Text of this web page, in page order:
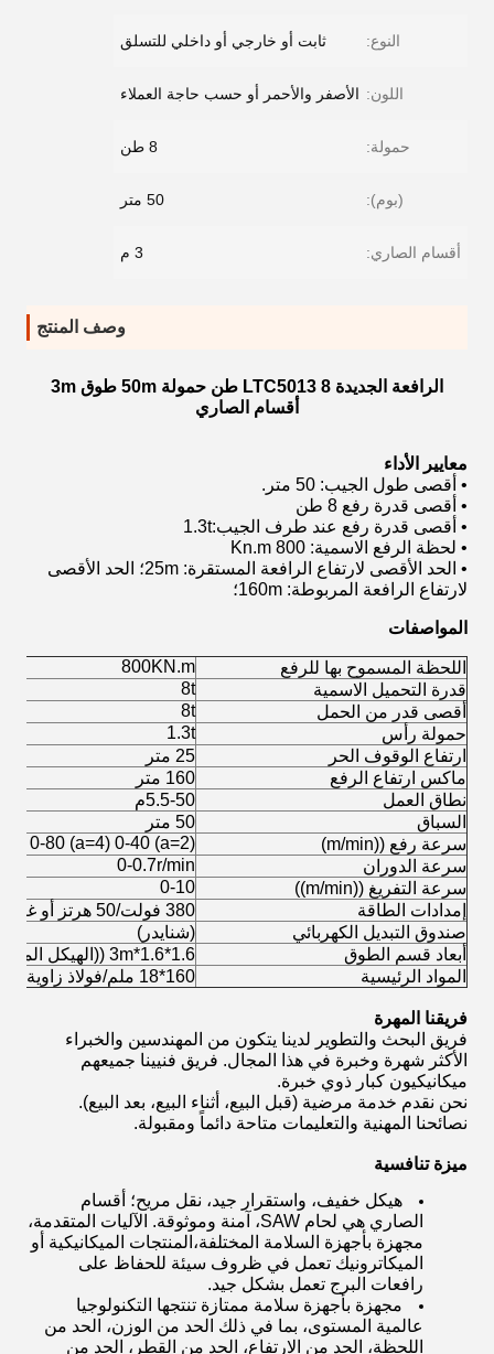
النوع: ثابت أو خارجي أو داخلي للتسلق
اللون: الأصفر والأحمر أو حسب حاجة العملاء
حمولة: 8 طن
(بوم): 50 متر
أقسام الصاري: 3 م
وصف المنتج
الرافعة الجديدة LTC5013 8 طن حمولة 50m طوق 3m
أقسام الصاري
معايير الأداء
• أقصى طول الجيب: 50 متر.
• أقصى قدرة رفع 8 طن
• أقصى قدرة رفع عند طرف الجيب:1.3t
• لحظة الرفع الاسمية: 800 Kn.m
• الحد الأقصى لارتفاع الرافعة المستقرة: 25m؛ الحد الأقصى
لارتفاع الرافعة المربوطة: 160m؛
المواصفات
اللحظة المسموح بها للرفع
800KN.m
قدرة التحميل الاسمية
8t
أقصى قدر من الحمل
8t
حمولة رأس
1.3t
ارتفاع الوقوف الحر
25 متر
ماكس ارتفاع الرفع
160 متر
نطاق العمل
5.5-50م
السباق
50 متر
سرعة رفع ((m/min)
(a=2) 0-80 (a=4) 0-40
سرعة الدوران
0-0.7r/min
سرعة التفريغ ((m/min))
0-10
إمدادات الطاقة
380 فولت/50 هرتز أو غيرها
صندوق التبديل الكهربائي
(شنايدر)
أبعاد قسم الطوق
1.6*1.6*3m ((الهيكل المنقسم)
المواد الرئيسية
160*18 ملم/فولاذ زاوية
فريقنا المهرة
فريق البحث والتطوير لدينا يتكون من المهندسين والخبراء
الأكثر شهرة وخبرة في هذا المجال. فريق فنيينا جميعهم
ميكانيكيون كبار ذوي خبرة.
نحن نقدم خدمة مرضية (قبل البيع، أثناء البيع، بعد البيع).
نصائحنا المهنية والتعليمات متاحة دائماً ومقبولة.
ميزة تنافسية
هيكل خفيف، واستقرار جيد، نقل مريح؛ أقسام
الصاري هي لحام SAW، آمنة وموثوقة. الآليات المتقدمة،
مجهزة بأجهزة السلامة المختلفة،المنتجات الميكانيكية أو
الميكاترونيك تعمل في ظروف سيئة للحفاظ على
رافعات البرج تعمل بشكل جيد.
مجهزة بأجهزة سلامة ممتازة تنتجها التكنولوجيا
عالمية المستوى، بما في ذلك الحد من الوزن، الحد من
اللحظة، الحد من الارتفاع، الحد من القطر، الحد من